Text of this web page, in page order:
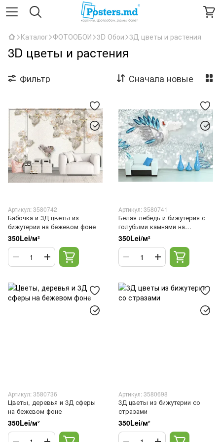
Каталог ФОТООБОИ 3D Обои 3Д цветы и растения
3D цветы и растения
Фильтр Сначала новые
Артикул: 3580742
Бабочка и 3Д цветы из
бижутерии на бежевом фоне
350Lei/м²
Артикул: 3580741
Белая лебедь и бижутерия с
голубыми камнями на
серебристом фоне
350Lei/м²
Артикул: 3580736
Цветы, деревья и 3Д сферы
на бежевом фоне
350Lei/м²
Артикул: 3580698
3Д цветы из бижутерии со
стразами
350Lei/м²